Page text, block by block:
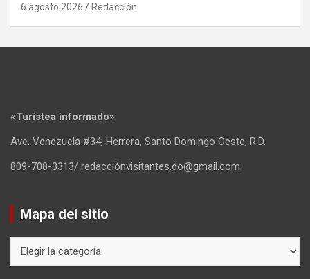
6 agosto 2026 Redacción
«Turistea informado»
Ave. Venezuela #34, Herrera, Santo Domingo Oeste, R.D.
809-708-3313/ redacciónvisitantes.do@gmail.com
Mapa del sitio
del